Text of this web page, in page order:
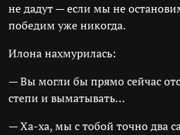
не дадут — если мы не
победим уже никогда.
Илона нахмурилась:
— Вы могли бы прямо сейчас
степи и выматывать…
— Ха-ха, мы с тобой точно два